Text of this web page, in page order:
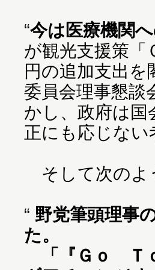
“今は医療機関
が観光支援策
円の追加支出を
委員会理事懇談
かし、政府は国
正にも応じない
そして次のよ
“ 野党筆頭理事
た。
「『Ｇｏ Ｔ